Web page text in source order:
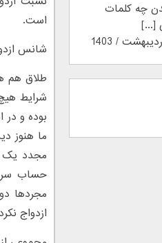
است.
شانس
طلاق هم
شرایط
بوده و
ما هنوز
مجدد یک
ازدواج
چه کلمات
[...]